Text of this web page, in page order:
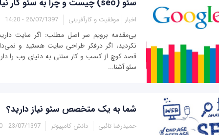
سئو (seo) چیست و چرا به سئو کار نیاز دارید؟
اخبار موفقیت و کارآفرینی 26/07/1397 - 14:20
بی‌مقدمه برویم سر اصل مطلب: اگر سایت
نکردید، اگر درفکر طراحی سایت هستید و
قصد کوچ از کسب و کار سنتی به دنیای وب را
سئو آشنا...
شما به یک متخصص سئو نیاز دارید؟
حمیدرضا تائبی دانش کامپیوتر 23/07/1397 - 11:50